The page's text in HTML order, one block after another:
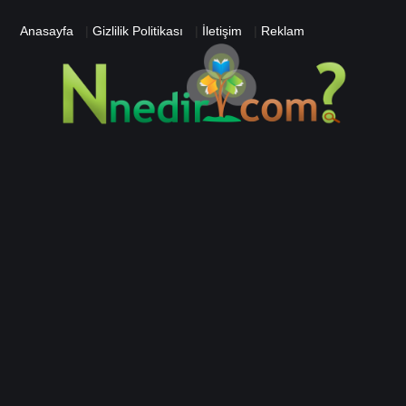
Anasayfa |Gizlilik Politikası İletişim Reklam